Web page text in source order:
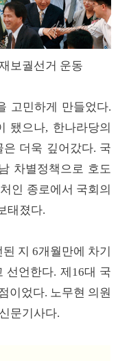
보궐선거 운동
고민하게 만들었다.
됐으나, 한나라당의
더욱 깊어갔다. 국
차별정책으로 호도
인 종로에서 국회의
태졌다.
지 6개월만에 차기
선언한다. 제16대 국
이었다. 노무현 의원
문기사다.